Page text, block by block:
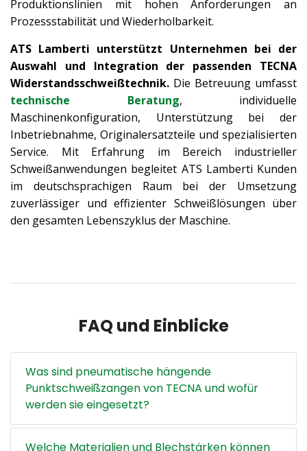
Produktionslinien mit hohen Anforderungen an
Prozessstabilität und Wiederholbarkeit.
ATS Lamberti unterstützt Unternehmen bei der
Auswahl und Integration der passenden TECNA
Widerstandsschweißtechnik. Die Betreuung umfasst
technische Beratung, individuelle
Maschinenkonfiguration, Unterstützung bei der
Inbetriebnahme, Originalersatzteile und spezialisierten
Service. Mit Erfahrung im Bereich industrieller
Schweißanwendungen begleitet ATS Lamberti Kunden
im deutschsprachigen Raum bei der Umsetzung
zuverlässiger und effizienter Schweißlösungen über
den gesamten Lebenszyklus der Maschine.
FAQ und Einblicke
Was sind pneumatische hängende
Punktschweißzangen von TECNA und wofür
werden sie eingesetzt?
Welche Materialien und Blechstärken können